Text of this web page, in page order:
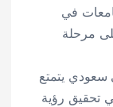
في
مرحلة
سعودي يتمتع
تحقيق رؤية